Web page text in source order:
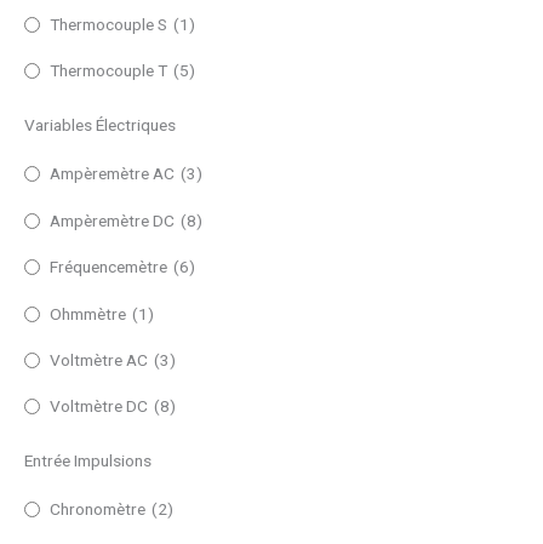
Thermocouple S (1)
Thermocouple T (5)
Variables Électriques
Ampèremètre AC (3)
Ampèremètre DC (8)
Fréquencemètre (6)
Ohmmètre (1)
Voltmètre AC (3)
Voltmètre DC (8)
Entrée Impulsions
Chronomètre (2)